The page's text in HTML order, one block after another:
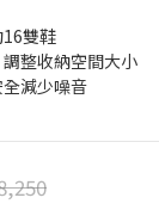
雙鞋
整收納空間大小
減少噪音